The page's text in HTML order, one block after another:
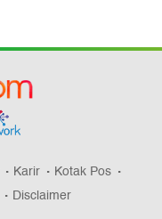
Karir
Kotak Pos
Disclaimer